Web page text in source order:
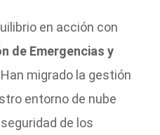
en acción con
de Emergencias y
Han migrado la gestión
entorno de nube
de los